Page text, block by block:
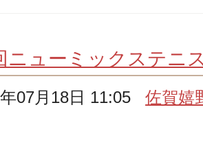
ニューミックステニ
年07月18日 11:05佐賀嬉